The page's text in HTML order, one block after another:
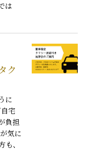
は
ク
――
宅
負担
気に
、